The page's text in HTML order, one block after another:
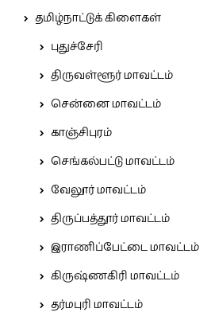
தமிழ்நாட்டுக் கிளைகள்
புதுச்சேரி
திருவள்ளூர் மாவட்டம்
சென்னை மாவட்டம்
காஞ்சிபுரம்
செங்கல்பட்டு மாவட்டம்
வேலூர் மாவட்டம்
திருப்பத்தூர் மாவட்டம்
இராணிப்பேட்டை மாவட்டம்
கிருஷ்ணகிரி மாவட்டம்
தர்மபுரி மாவட்டம்